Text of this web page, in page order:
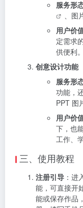
服务形
、图
用户价
定需求
供便利。
创意设计功能
服务形
功能，
PPT 图
用户价
下，也
工作、
三、使用教程
注册引导 ：进
能，可直接开
能或保存作品